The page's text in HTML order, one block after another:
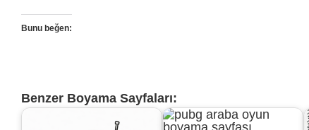
Bunu beğen:
Benzer Boyama Sayfaları: